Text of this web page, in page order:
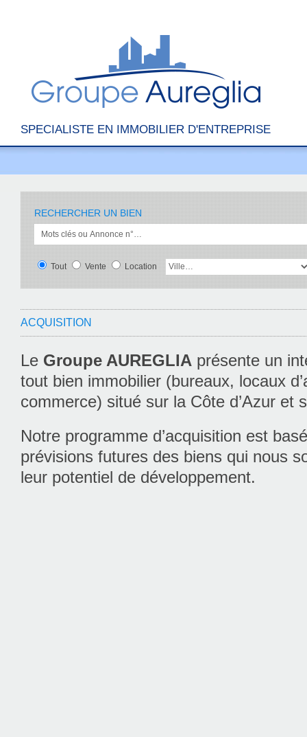
SPECIALISTE EN IMMOBILIER D'ENTREPRISE
RECHERCHER UN BIEN
Tout Vente Location
ACQUISITION
Le Groupe AUREGLIA présente un
tout bien immobilier (bureaux, locaux
commerce) situé sur la Côte d’Azur et
Notre programme d’acquisition est
prévisions futures des biens qui nous
leur potentiel de développement.